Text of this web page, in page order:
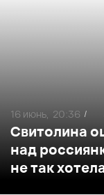
Свитолина
над
не так
16 июнь, 20:36 /